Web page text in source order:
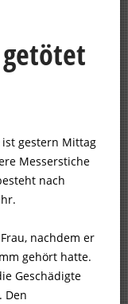
gestern Mittag
Messerstiche
nach
nachdem er
gehört hatte.
Geschädigte
Den